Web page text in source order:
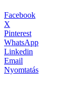
Facebook
X
Pinterest
WhatsApp
Linkedin
Email
Nyomtatás